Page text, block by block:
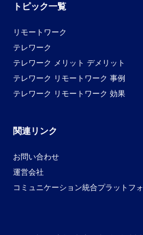
トピック一覧
リモートワーク
テレワーク
テレワーク メリット デメリット
テレワーク リモートワーク 事例
テレワーク リモートワーク 効果
関連リンク
お問い合わせ
運営会社
コミュニケーション統合プラットフ